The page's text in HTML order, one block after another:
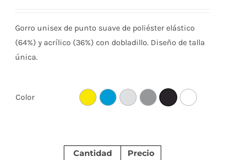
Gorro unisex de punto suave de poliéster elástico
(64%) y acrílico (36%) con dobladillo. Diseño de talla
única.
Color
Cantidad
Precio